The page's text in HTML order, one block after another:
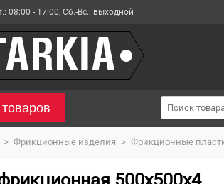
08:00 - 17:00, Сб.-Вс.: выходной
> Фрикционные изделия > Фрикционные